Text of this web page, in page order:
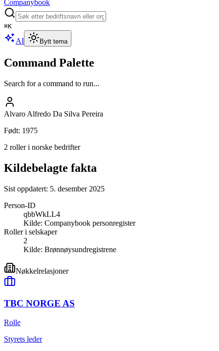
Companybook
⌘K
AI Bytt tema
Command Palette
Search for a command to run...
Alvaro Alfredo Da Silva Pereira
Født: 1975
2 roller i norske bedrifter
Kildebelagte fakta
Sist oppdatert: 5. desember 2025
Person-ID
qbbWkLL4
Kilde: Companybook personregister
Roller i selskaper
2
Kilde: Brønnøysundregistrene
Nøkkelrelasjoner
TBC NORGE AS
Rolle
Styrets leder